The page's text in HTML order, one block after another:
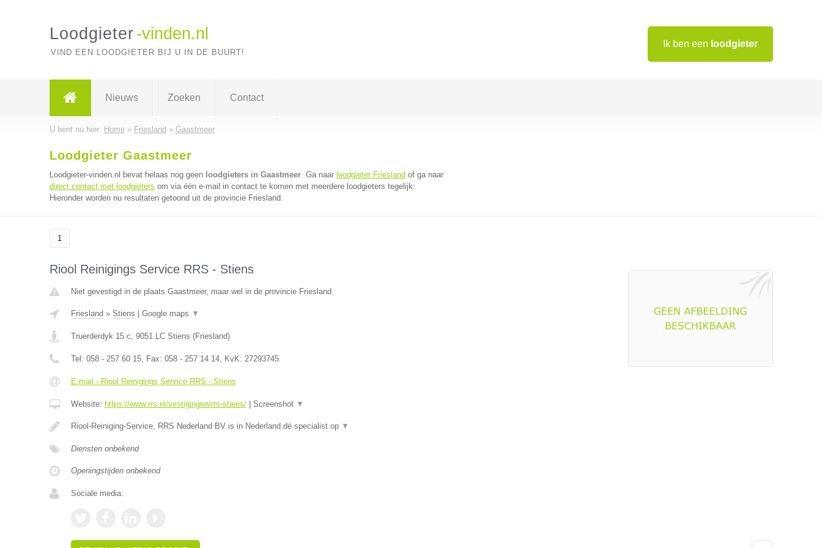
Ik ben een loodgieter
Loodgieter -vinden.nl
VIND EEN LOODGIETER BIJ U IN DE BUURT!
Nieuws Zoeken Contact
U bent nu hier: Home» Friesland » Gaastmeer
Loodgieter Gaastmeer
Loodgieter-vinden.nl bevat helaas nog geen loodgieters in Gaastmeer. Ga naar loodgieter Friesland of ga naar
direct contact met loodgieters om via één e-mail in contact te komen met meerdere loodgieters tegelijk.
Hieronder worden nu resultaten getoond uit de provincie Friesland.
1
Riool Reinigings Service RRS - Stiens
Niet gevestigd in de plaats Gaastmeer, maar wel in de provincie Friesland.
Friesland » Stiens Google maps ▼
Truerderdyk 15 c, 9051 LC Stiens (Friesland)
Tel: 058 - 257 60 15, Fax: 058 - 257 14 14, KvK: 27293745
E-mail › Riool Reinigings Service RRS - Stiens
Website: https://www.rrs.nl/vestigingen/rrs-stiens/| Screenshot ▼
Riool-Reiniging-Service, RRS Nederland BV is in Nederland dé specialist op ▼
Diensten onbekend
Openingstijden onbekend
Sociale media: